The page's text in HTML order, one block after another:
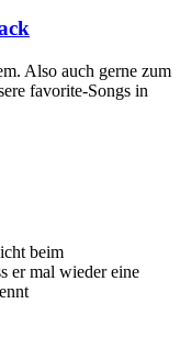
Also auch gerne zum
favorite-Songs in
beim
er mal wieder eine